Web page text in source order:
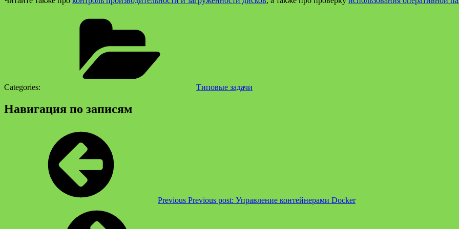
Categories: Типовые задачи
Навигация по записям
Previous Previous post: Управление контейнерами Docker